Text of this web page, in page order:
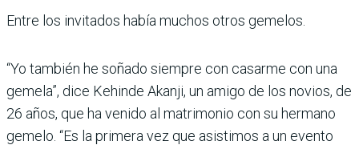
Entre los invitados había muchos otros gemelos.
“Yo también he soñado siempre con casarme con una
gemela”, dice Kehinde Akanji, un amigo de los novios, de
26 años, que ha venido al matrimonio con su hermano
gemelo. “Es la primera vez que asistimos a un evento